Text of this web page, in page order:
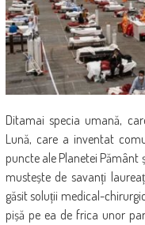
Ditamai specia umană,
Lună, care a inventat
puncte ale Planetei Pământ
mustește de savanți
găsit soluții medical-
pișă pe ea de frica unor